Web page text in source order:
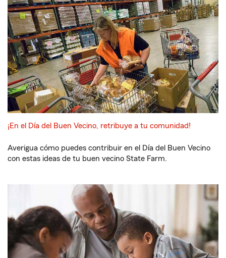
¡En el Día del Buen Vecino, retribuye a tu comunidad!
Averigua cómo puedes contribuir en el Día del Buen Vecino
con estas ideas de tu buen vecino State Farm.